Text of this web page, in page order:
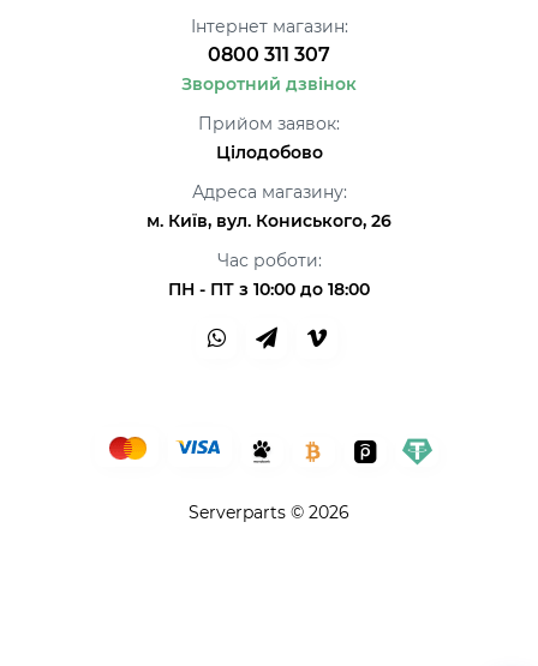
Інтернет магазин:
0800 311 307
Зворотний дзвінок
Прийом заявок:
Цілодобово
Адреса магазину:
м. Київ, вул. Кониського, 26
Час роботи:
ПН - ПТ з 10:00 до 18:00
Serverparts © 2026